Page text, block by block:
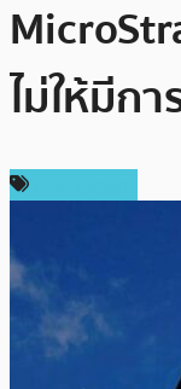
ไม่ให้มีก